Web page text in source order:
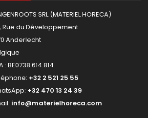
SRL (MATERIEL HORECA)
Rue du Développement
Anderlecht
: BE0738.614.814
+32 2 521 25 55
+32 470 13 24 39
info@materielhoreca.com